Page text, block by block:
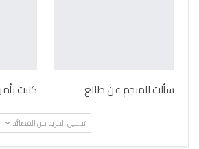
سألت المنجم عن طالع كتبت
تحميل المزيد من القصائد